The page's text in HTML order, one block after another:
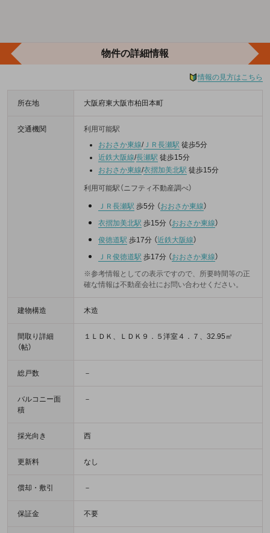
物件の詳細情報
情報の見方はこちら
所在地 大阪府東大阪市柏田本町
交通機関
利用可能駅
おおさか東線/ＪＲ長瀬駅 徒歩5分
近鉄大阪線/長瀬駅 徒歩15分
おおさか東線/衣摺加美北駅 徒歩15分
利用可能駅（ニフティ不動産調べ）
ＪＲ長瀬駅 歩5分 （おおさか東線）
衣摺加美北駅 歩15分 （おおさか東線）
俊徳道駅 歩17分 （近鉄大阪線）
ＪＲ俊徳道駅 歩17分 （おおさか東線）
※参考情報としての表示ですので、所要時間等の正
確な情報は不動産会社にお問い合わせください。
建物構造 木造
間取り詳細
（帖）
１ＬＤＫ、ＬＤＫ９．５洋室４．７、32.95㎡
総戸数 －
バルコニー面
積
－
採光向き 西
更新料 なし
償却・敷引 －
保証金 不要